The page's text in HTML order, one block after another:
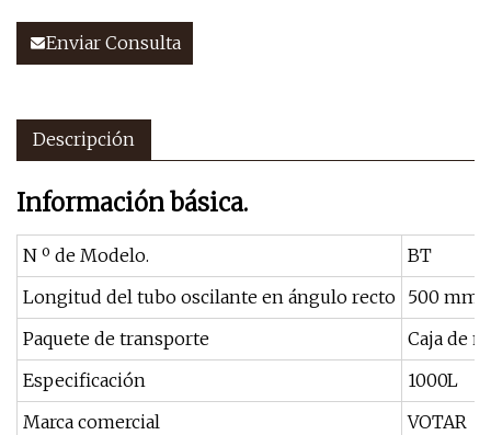
Enviar Consulta
Descripción
Información básica.
N º de Modelo.
BT
Longitud del tubo oscilante en ángulo recto 500 mm
Paquete de transporte
Caja de
Especificación
1000L
Marca comercial
VOTAR